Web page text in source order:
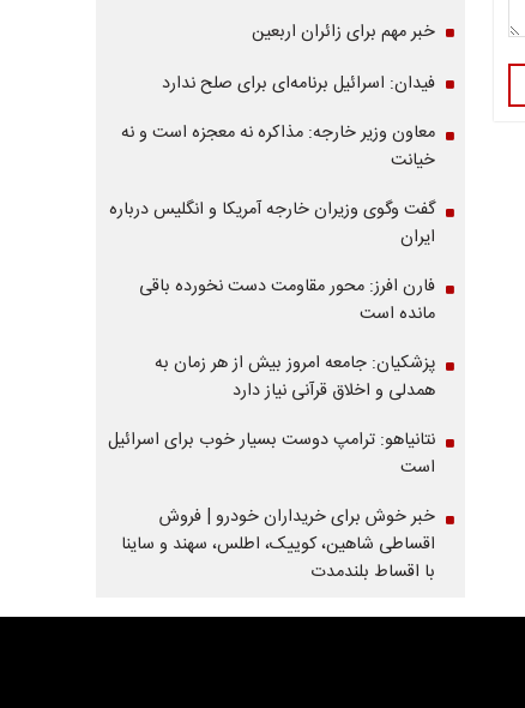
خبر مهم برای زائران اربعین
فیدان: اسرائیل برنامه‌ای برای صلح ندارد
معاون وزیر خارجه: مذاکره نه معجزه است و نه
خیانت
گفت وگوی وزیران خارجه آمریکا و انگلیس درباره
ایران
فارن افرز: محور مقاومت دست نخورده باقی
مانده است
پزشکیان: جامعه امروز بیش از هر زمان به
همدلی و اخلاق قرآنی نیاز دارد
نتانیاهو: ترامپ دوست بسیار خوب برای اسرائیل
است
خبر خوش برای خریداران خودرو | فروش
اقساطی شاهین، کوییک، اطلس، سهند و ساینا
با اقساط بلندمدت